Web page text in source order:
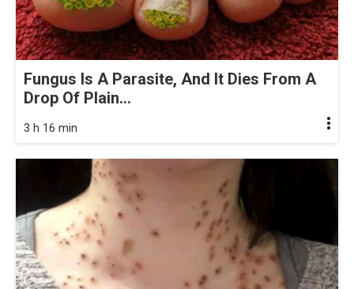
Fungus Is A Parasite, And It Dies From A
Drop Of Plain...
3 h 16 min